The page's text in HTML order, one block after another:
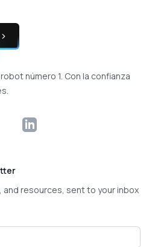
número 1. Con la confianza
LinkedIn
resources, sent to your inbox